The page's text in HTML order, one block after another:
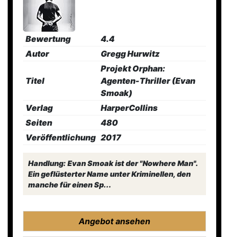
Bewertung
4.4
Autor
Gregg Hurwitz
Titel
Projekt Orphan:
Agenten-Thriller (Evan
Smoak)
Verlag
HarperCollins
Seiten
480
Veröffentlichung 2017
Handlung: Evan Smoak ist der "Nowhere Man".
Ein geflüsterter Name unter Kriminellen, den
manche für einen Sp...
Angebot ansehen